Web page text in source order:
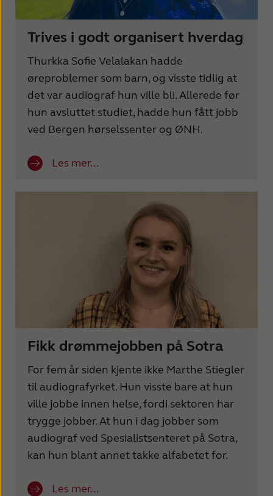
Trives i godt organisert hverdag
Thurkka Sofie Velalakan hadde
øreproblemer som barn, og visste tidlig at
det var audiograf hun ville bli. Allerede før
hun avsluttet studiet, hadde hun fått jobb
ved Bergen hørselssenter og ØNH.
Les mer...
Fikk drømmejobben på Sotra
For fem år siden kjente ikke Marthe Stiegler
til audiografyrket. Hun visste bare at hun
ville jobbe innen helse, fordi sektoren har
trygge jobber. At hun i dag jobber som
audiograf ved Spesialistsenteret på Sotra,
kan hun blant annet takke alfabetet for.
Les mer...